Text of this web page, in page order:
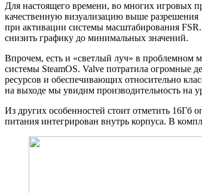
Для настоящего времени, во многих игровых
качественную визуализацию выше разрешения
при активации системы масштабирования
снизить графику до минимальных значений.
Впрочем, есть и «светлый луч» в проблемном
системы SteamOS. Valve потратила огромные
ресурсов и обеспечивающих относительно
на выходе мы увидим производительность на
Из других особенностей стоит отметить
питания интегрирован внутрь корпуса. В